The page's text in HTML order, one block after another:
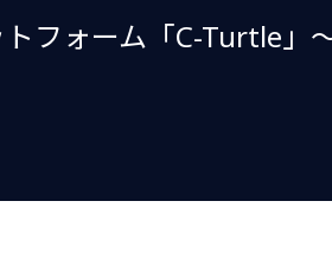
フォーム「C-Turtle」